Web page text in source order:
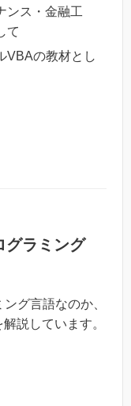
ンス・金融工
て
VBAの教材とし
ラミング
グ言語なのか、
説しています。